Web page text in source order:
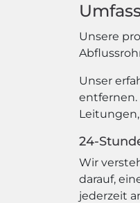
Unsere
Unser
entfernen.
24-
Wir
darauf,
jederzeit